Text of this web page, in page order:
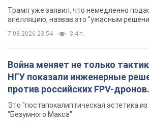
бального зала стоимостью 400
долларов
Трамп уже заявил, что немедленно
апелляцию, назвав это "ужасным
7.08.2026 23:54 3,4 т.
Война меняет не только
НГУ показали инженерные
против российских FPV-дронов.
Фото
Это "постапокалиптическая эстетика
"Безумного Макса"